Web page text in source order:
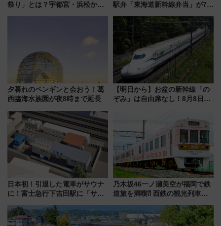
祭り」とは？宇都宮・浜松から
駅弁「東海道新幹線弁当」が7月
夕暮れのペンギンと会おう！葛
西臨海水族園が夜8時まで延長
【明日から】お盆の新幹線「の
ぞみ」は自由席なし！8月8日午
せば空きが見つかることも 混
雑避ける「空席」探しのコツ
日本初！引退した電車がサウナ
に！富士急行下吉田駅に「サ電
業 行き交う電車の音や振動を
感じながら「ととのう」新感覚
乃木坂46一ノ瀬美空が福岡で鉄
道旅を満喫⁈ 西鉄の観光列車
CHIKUGO」で巡る福岡･太宰
府･柳川の旅！YouTubeが公開